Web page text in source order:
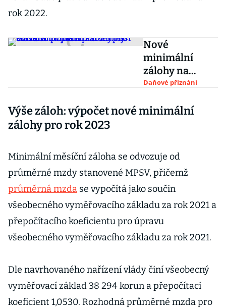
rok 2022.
Nové
minimální
zálohy na
sociální
pro OSVČ a co
činnost
Daňové přiznání
Výše záloh: výpočet nové minimální
zálohy pro rok 2023
Minimální měsíční záloha se odvozuje od
průměrné mzdy stanovené MPSV, přičemž
průměrná mzda se vypočítá jako součin
všeobecného vyměřovacího základu za rok 2021 a
přepočítacího koeficientu pro úpravu
všeobecného vyměřovacího základu za rok 2021.
Dle navrhovaného nařízení vlády činí všeobecný
vyměřovací základ 38 294 korun a přepočítací
koeficient 1,0530. Rozhodná průměrné mzda pro